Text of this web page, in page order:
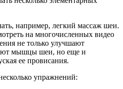
например, легкий массаж шеи.
на многочисленных видео
не только улучшают
мышцы шеи, но еще и
ее провисания.
упражнений: